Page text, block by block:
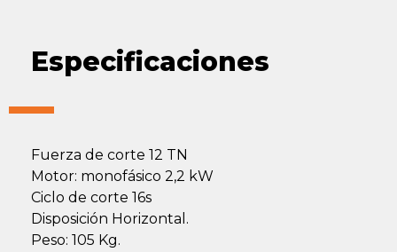
Especificaciones
Fuerza de corte 12 TN
Motor: monofásico 2,2 kW
Ciclo de corte 16s
Disposición Horizontal.
Peso: 105 Kg.